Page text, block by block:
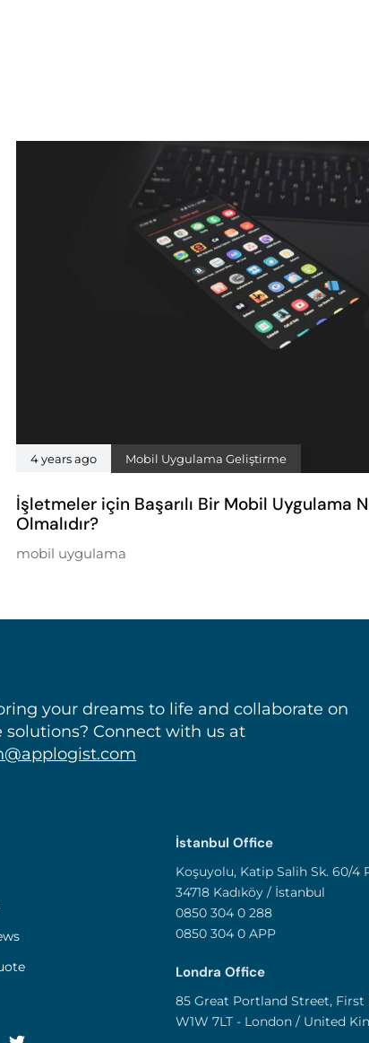
4 years ago Mobil Uygulama Geliştirme
İşletmeler için Başarılı Bir Mobil Uygulama
Olmalıdır?
mobil uygulama
your dreams to life and collaborate on
solutions? Connect with us at
İstanbul Office
Koşuyolu, Katip Salih Sk. 60/4
34718 Kadıköy / İstanbul
0850 304 0 288
0850 304 0 APP
Londra Office
85 Great Portland Street, First
W1W 7LT - London / United